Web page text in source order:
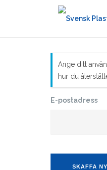
Ange ditt
hur du
E-postadress
SKAFFA